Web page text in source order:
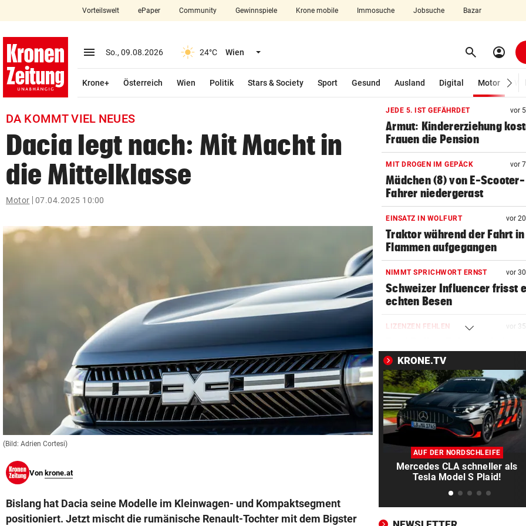
closeSchließen
account_circle Anmelden
arrow_right
pin_drop
bookmark
search
Suchbegriff
Vorteilswelt ePaper Community Gewinnspiele Krone mobile Immosuche Jobsuche Bazar
menu Menü aufklappen
So., 09.08.2026 24°C Wien Menü aufklappen search Suchen
account_circle
Krone+ Österreich Wien Politik Stars & Society Sport Gesund Ausland Digital Motor
DA KOMMT VIEL NEUES
Dacia legt nach: Mit Macht in
die Mittelklasse
Motor 07.04.2025 10:00
(Bild: Adrien Cortesi)
Von krone.at
Bislang hat Dacia seine Modelle im Kleinwagen- und Kompaktsegment
positioniert. Jetzt mischt die rumänische Renault-Tochter mit dem Bigster
JEDE 5. IST GEFÄHRDET vor
Armut: Kindererziehung
Frauen die Pension
MIT DROGEN IM GEPÄCK vor
Mädchen (8) von E-Scooter-
Fahrer niedergerast
EINSATZ IN WOLFURT vor
Traktor während der Fahrt in
Flammen aufgegangen
NIMMT SPRICHWORT ERNST vor
Schweizer Influencer frisst
echten Besen
LIZENZEN FEHLEN vor
der Warteschleife
VERANSTALTER GESCHOCKT vor
Festival wurde nach
Bombendrohung geräumt
WUSSTEN SIE DAS? vor
Schräge Mitführpflicht auch
einem Nachbarland!
Wenn Bauarbeiter auf dem
zusammenbrechen
KRONE.TV
AUF DER NORDSCHLEIFE
Mercedes CLA schneller als
Tesla Model S Plaid!